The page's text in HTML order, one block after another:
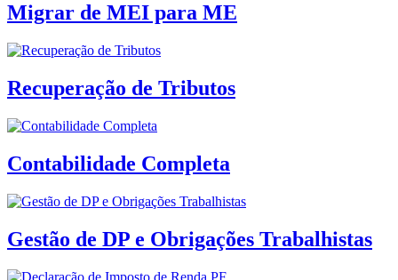
Migrar de MEI para ME
Recuperação de Tributos
Contabilidade Completa
Gestão de DP e Obrigações Trabalhistas